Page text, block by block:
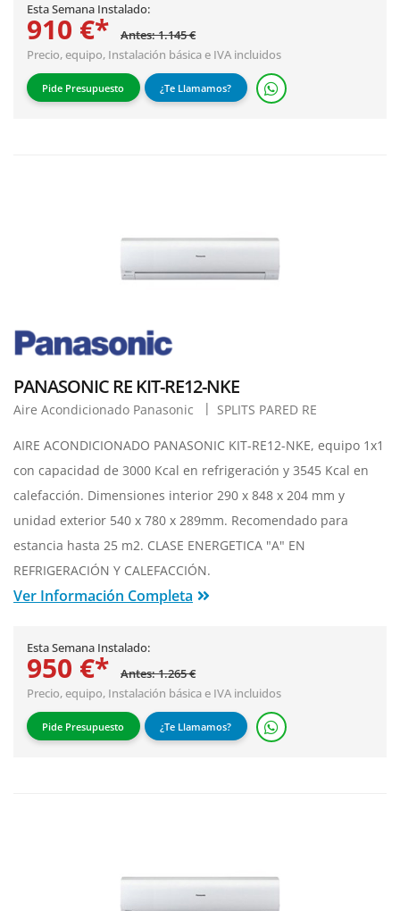
Esta Semana Instalado:
910 €*
Antes: 1.145 €
Precio, equipo, Instalación básicae IVA incluidos
Pide Presupuesto ¿Te Llamamos?
PANASONIC RE KIT-RE12-NKE
Aire Acondicionado Panasonic SPLITS PARED RE
AIRE ACONDICIONADO PANASONIC KIT-RE12-NKE, equipo 1x1
con capacidad de 3000 Kcal en refrigeración y 3545 Kcal en
calefacción. Dimensiones interior 290 x 848 x 204 mm y
unidad exterior 540 x 780 x 289mm. Recomendado para
estancia hasta 25 m2. CLASE ENERGETICA "A" EN
REFRIGERACIÓN Y CALEFACCIÓN.
Ver Información Completa
Esta Semana Instalado:
950 €*
Antes: 1.265 €
Precio, equipo, Instalación básicae IVA incluidos
Pide Presupuesto ¿Te Llamamos?